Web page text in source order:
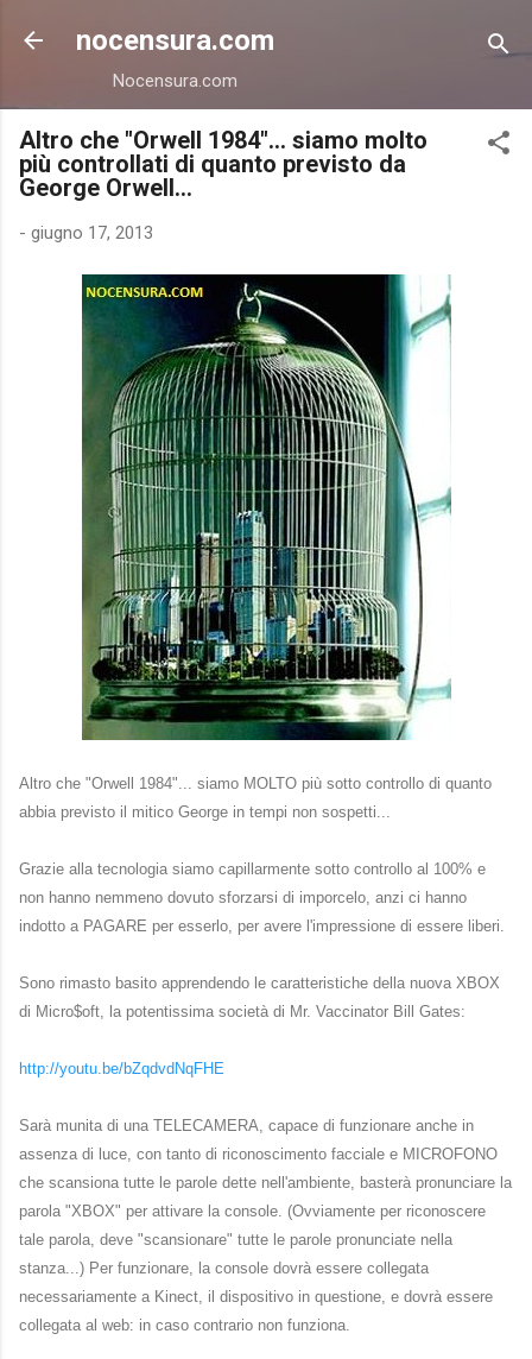
Passa ai contenuti principali
nocensura.com
Nocensura.com
Altro che "Orwell 1984"... siamo molto
più controllati di quanto previsto da
George Orwell...
- giugno 17, 2013
Altro che "Orwell 1984"... siamo MOLTO più sotto controllo di quanto
abbia previsto il mitico George in tempi non sospetti...
Grazie alla tecnologia siamo capillarmente sotto controllo al 100% e
non hanno nemmeno dovuto sforzarsi di imporcelo, anzi ci hanno
indotto a PAGARE per esserlo, per avere l'impressione di essere liberi.
Sono rimasto basito apprendendo le caratteristiche della nuova XBOX
di Micro$oft, la potentissima società di Mr. Vaccinator Bill Gates:
http://youtu.be/bZqdvdNqFHE
Sarà munita di una TELECAMERA, capace di funzionare anche in
assenza di luce, con tanto di riconoscimento facciale e MICROFONO
che scansiona tutte le parole dette nell'ambiente, basterà pronunciare la
parola "XBOX" per attivare la console. (Ovviamente per riconoscere
tale parola, deve "scansionare" tutte le parole pronunciate nella
stanza...) Per funzionare, la console dovrà essere collegata
necessariamente a Kinect, il dispositivo in questione, e dovrà essere
collegata al web: in caso contrario non funziona.